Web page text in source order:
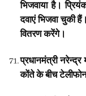
भिजवाया है।
दवाएं भिजवा चुकी
वितरण करेंगे।
प्रधानमंत्री
कोंते के बीच